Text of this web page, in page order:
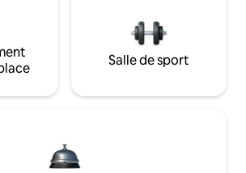
Salle de sport